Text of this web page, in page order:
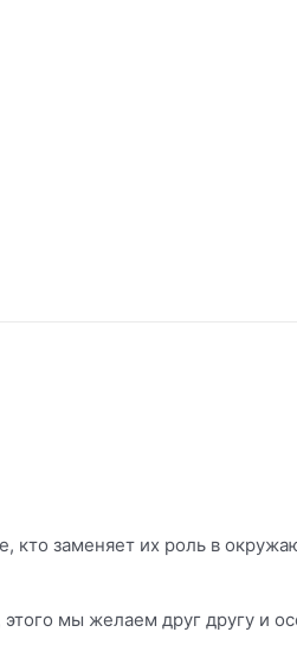
кто заменяет их роль в
мы желаем друг другу и